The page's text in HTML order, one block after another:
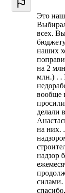
Это
всех.
наших
на 2
млн.) . .
вообще
делали
на них.
надзор
силами.